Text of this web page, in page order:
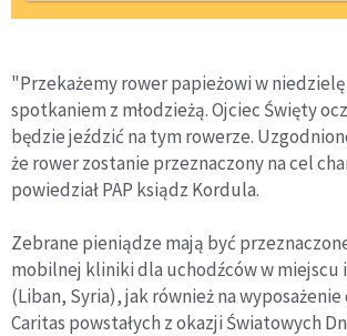
"Przekażemy rower papieżowi w
spotkaniem z młodzieżą. Ojciec Święty
będzie jeździć na tym rowerze.
że rower zostanie przeznaczony na cel
powiedział PAP ksiądz Kordula.
Zebrane pieniądze mają być
mobilnej kliniki dla uchodźców w miejscu
(Liban, Syria), jak również na wyposażenie
Caritas powstałych z okazji Światowych